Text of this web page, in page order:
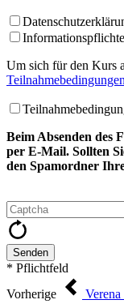
Um sich für den Kurs
Teilnahmebedingungen
Beim Absenden des
per E-Mail. Sollten
den Spamordner
Senden
* Pflichtfeld
Vorherige